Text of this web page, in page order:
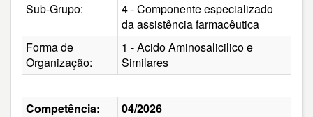
Sub-Grupo:
4 - Componente especializado
da assistência farmacêutica
Forma de
Organização:
1 - Acido Aminosalicilico e
Similares
Competência: 04/2026